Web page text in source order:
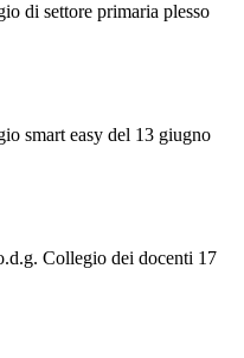
di settore primaria plesso
smart easy del 13 giugno
Collegio dei docenti 17